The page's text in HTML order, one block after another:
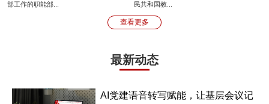
部工作的职能部...
民共和国教...
查看更多
最新动态
AI党建语音转写赋能，让基层会议记